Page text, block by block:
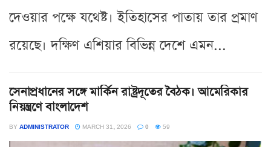
দেওয়ার পক্ষে যথেষ্ট। ইতিহাসের পাতায় তার প্রমাণ
রয়েছে। দক্ষিণ এশিয়ার বিভিন্ন দেশে এমন...
সেনাপ্রধানের সঙ্গে মার্কিন রাষ্ট্রদূতের বৈঠক। আমেরিকার
নিয়ন্ত্রণে বাংলাদেশ
BY ADMINISTRATOR MARCH 31, 2026 0 59